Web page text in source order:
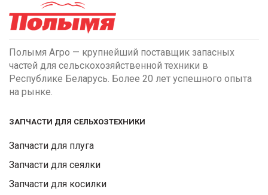
Полымя Агро — крупнейший поставщик запасных
частей для сельскохозяйственной техники в
Республике Беларусь. Более 20 лет успешного опыта
на рынке.
ЗАПЧАСТИ ДЛЯ СЕЛЬХОЗТЕХНИКИ
Запчасти для плуга
Запчасти для сеялки
Запчасти для косилки